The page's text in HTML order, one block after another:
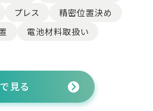
プレス
精密位置決め
電池材料取扱い
見る